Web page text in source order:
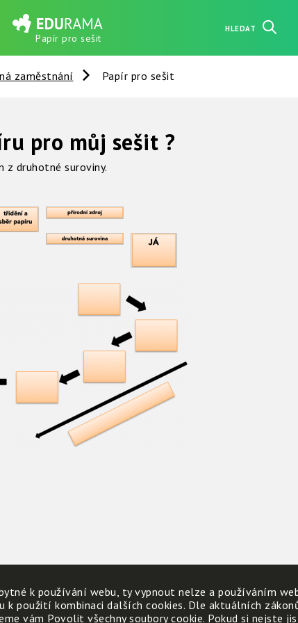
Papír pro sešit
HLEDAT
zaměstnání Papír pro sešit
pro můj sešit ?
z druhotné suroviny.
k používání webu, ty vypnout nelze a používáním
k použití kombinaci dalších cookies. Dle aktuálních
vám Povolit všechny soubory cookie. Pokud si nejste